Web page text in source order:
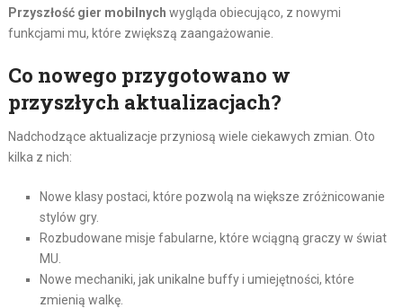
Przyszłość gier mobilnych wygląda obiecująco, z nowymi
funkcjami mu, które zwiększą zaangażowanie.
Co nowego przygotowano w
przyszłych aktualizacjach?
Nadchodzące aktualizacje przyniosą wiele ciekawych zmian. Oto
kilka z nich:
Nowe klasy postaci, które pozwolą na większe zróżnicowanie
stylów gry.
Rozbudowane misje fabularne, które wciągną graczy w świat
MU.
Nowe mechaniki, jak unikalne buffy i umiejętności, które
zmienią walkę.